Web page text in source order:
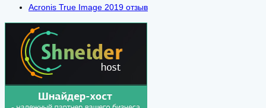
Acronis True Image 2019 отзыв